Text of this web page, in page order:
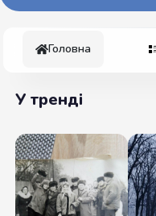
Головна
У тренді